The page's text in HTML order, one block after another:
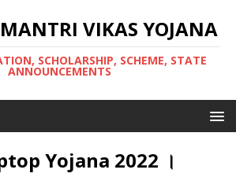
VIKAS YOJANA
SCHOLARSHIP, SCHEME, STATE
ANNOUNCEMENTS
Yojana 2022 ।